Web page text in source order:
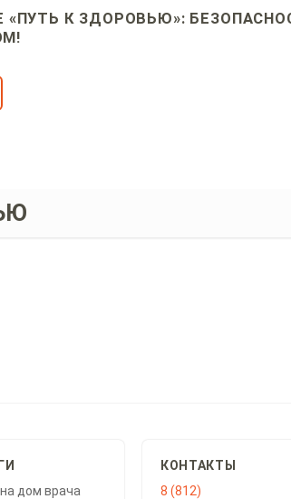
«ПУТЬ К ЗДОРОВЬЮ»:
дом врача
КОНТАКТЫ
8 (812)